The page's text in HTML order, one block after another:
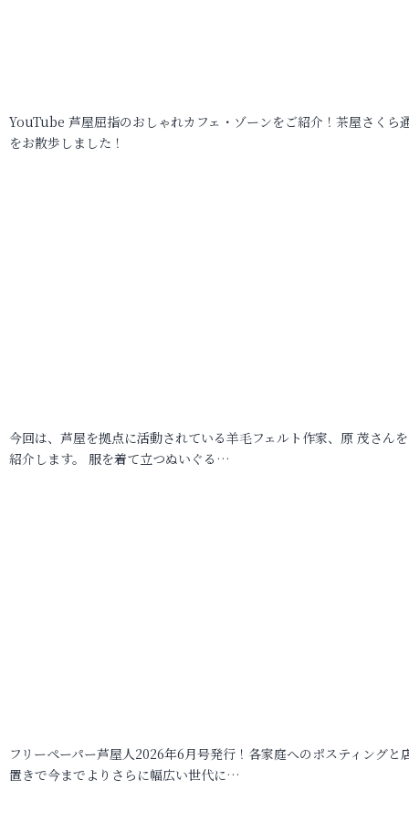
YouTube 芦屋屈指のおしゃれカフェ・ゾーンをご紹介！茶屋さくら
をお散歩しました！
今回は、芦屋を拠点に活動されている羊毛フェルト作家、原 茂さん
紹介します。 服を着て立つぬいぐる…
フリーペーパー芦屋人2026年6月号発行！各家庭へのポスティングと
置きで今までよりさらに幅広い世代に…